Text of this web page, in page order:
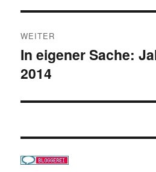
WEITER
Nächster
Beitrag:
In eigener Sache:
2014